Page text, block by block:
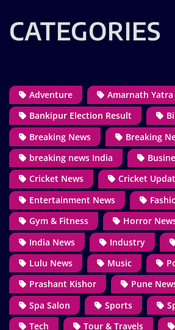
CATEGORIES
Adventure
Amarnath Yatra
Bankipur Election Result
Breaking News
Breaking
breaking news India
Cricket News
Cricket
Entertainment News
Gym & Fitness
Horror
India News
Industry
Lulu News
Music
Prashant Kishor
Pune
Spa Salon
Sports
Tech
Tour & Travels